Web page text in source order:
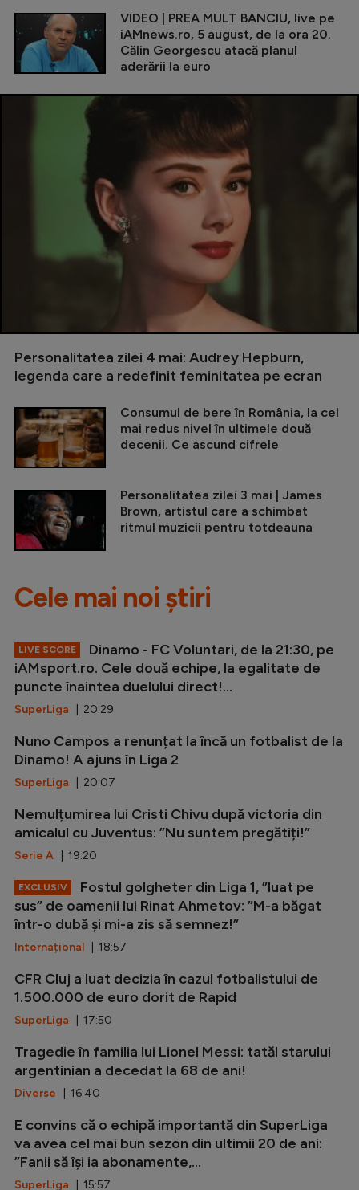
VIDEO | PREA MULT BANCIU, live pe
iAMnews.ro, 5 august, de la ora 20.
Călin Georgescu atacă planul
aderării la euro
Personalitatea zilei 4 mai: Audrey Hepburn,
legenda care a redefinit feminitatea pe ecran
Consumul de bere în România, la cel
mai redus nivel în ultimele două
decenii. Ce ascund cifrele
Personalitatea zilei 3 mai | James
Brown, artistul care a schimbat
ritmul muzicii pentru totdeauna
Cele mai noi știri
LIVE SCORE
Dinamo - FC Voluntari, de la 21:30, pe
iAMsport.ro. Cele două echipe, la egalitate de
puncte înaintea duelului direct!...
SuperLiga | 20:29
Nuno Campos a renunțat la încă un fotbalist de la
Dinamo! A ajuns în Liga 2
SuperLiga | 20:07
Nemulțumirea lui Cristi Chivu după victoria din
amicalul cu Juventus: ”Nu suntem pregătiți!”
Serie A | 19:20
EXCLUSIV
Fostul golgheter din Liga 1, ”luat pe
sus” de oamenii lui Rinat Ahmetov: ”M-a băgat
într-o dubă și mi-a zis să semnez!”
Internațional | 18:57
CFR Cluj a luat decizia în cazul fotbalistului de
1.500.000 de euro dorit de Rapid
SuperLiga | 17:50
Tragedie în familia lui Lionel Messi: tatăl starului
argentinian a decedat la 68 de ani!
Diverse | 16:40
E convins că o echipă importantă din SuperLiga
va avea cel mai bun sezon din ultimii 20 de ani:
”Fanii să își ia abonamente,...
SuperLiga | 15:57